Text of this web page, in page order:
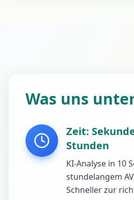
Was uns
Zeit:
Stunden
KI-Analyse in 10
stundelangem
Schneller zur